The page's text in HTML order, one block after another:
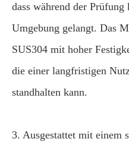
dass während der
Umgebung gelangt. Das
SUS304 mit hoher
die einer langfristigen
standhalten kann.
3. Ausgestattet mit einem